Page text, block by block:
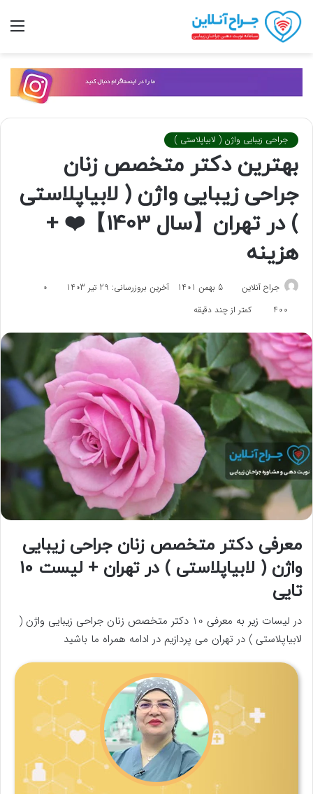
تغییر
جراحی زیبایی واژن ( لابیاپلاستی )
بهترین دکتر متخصص زنان
جراحی زیبایی واژن ( لابیاپلاستی
) در تهران【سال 1403】❤️ +
هزینه
جراح آنلاین 5 بهمن 1401 آخرین بروزرسانی: 29 تیر 1403
0
400
کمتر از چند دقیقه
معرفی دکتر متخصص زنان جراحی زیبایی
واژن ( لابیاپلاستی ) در تهران + لیست 10
تایی
در لیسات زیر به معرفی 10 دکتر متخصص زنان جراحی زیبایی واژن (
لابیاپلاستی ) در تهران می پردازیم در ادامه همراه ما باشید